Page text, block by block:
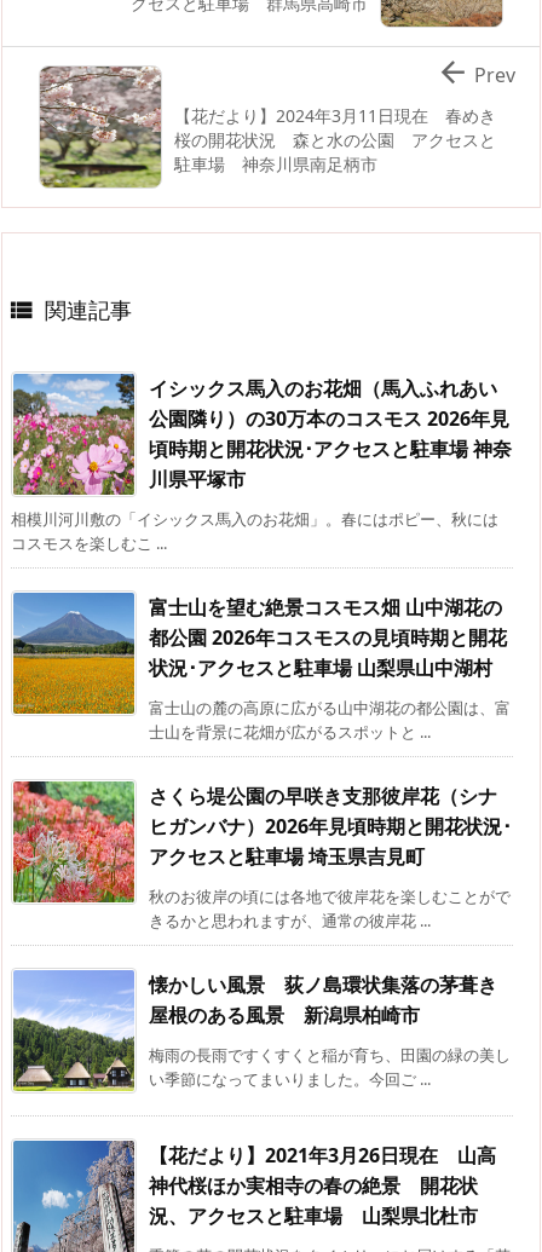
【花だより】2024年3月11日現在 春めき
桜の開花状況 森と水の公園 アクセスと
駐車場 神奈川県南足柄市
 Prev
 関連記事
イシックス馬入のお花畑（馬入ふれあい
公園隣り）の30万本のコスモス 2026年見
頃時期と開花状況･アクセスと駐車場 神奈
川県平塚市
相模川河川敷の「イシックス馬入のお花畑」。春にはポピー、秋には
コスモスを楽しむこ ...
富士山を望む絶景コスモス畑 山中湖花の
都公園 2026年コスモスの見頃時期と開花
状況･アクセスと駐車場 山梨県山中湖村
富士山の麓の高原に広がる山中湖花の都公園は、富
士山を背景に花畑が広がるスポットと ...
さくら堤公園の早咲き支那彼岸花（シナ
ヒガンバナ）2026年見頃時期と開花状況･
アクセスと駐車場 埼玉県吉見町
秋のお彼岸の頃には各地で彼岸花を楽しむことがで
きるかと思われますが、通常の彼岸花 ...
懐かしい風景 荻ノ島環状集落の茅葺き
屋根のある風景 新潟県柏崎市
梅雨の長雨ですくすくと稲が育ち、田園の緑の美し
い季節になってまいりました。今回ご ...
【花だより】2021年3月26日現在 山高
神代桜ほか実相寺の春の絶景 開花状
況、アクセスと駐車場 山梨県北杜市